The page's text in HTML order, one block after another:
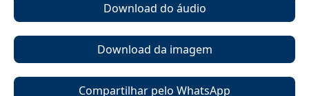
Download do áudio
Download da imagem
Compartilhar pelo WhatsApp